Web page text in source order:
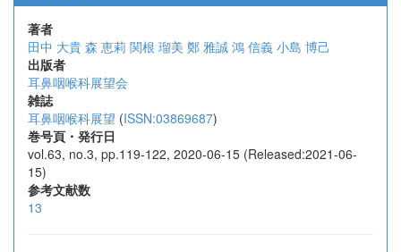
著者
田中 大貴 森 恵莉 関根 瑠美 鄭 雅誠 鴻 信義 小島 博己
出版者
耳鼻咽喉科展望会
雑誌
耳鼻咽喉科展望 (ISSN:03869687)
巻号頁・発行日
vol.63, no.3, pp.119-122, 2020-06-15 (Released:2021-06-
15)
参考文献数
13